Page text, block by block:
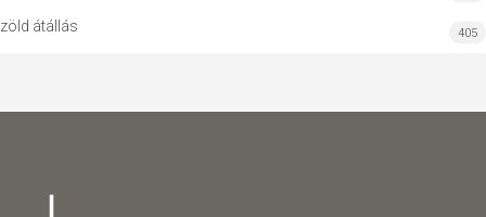
zöld átállás 405